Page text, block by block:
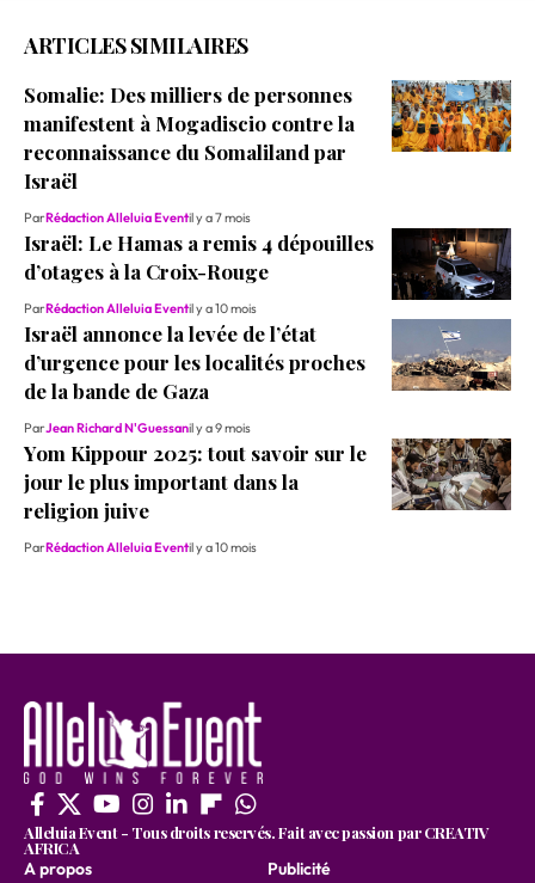
ARTICLES SIMILAIRES
Somalie: Des milliers de personnes
manifestent à Mogadiscio contre la
reconnaissance du Somaliland par
Israël
ParRédaction Alleluia Eventil y a 7 mois
Israël: Le Hamas a remis 4 dépouilles
d’otages à la Croix-Rouge
ParRédaction Alleluia Eventil y a 10 mois
Israël annonce la levée de l’état
d’urgence pour les localités proches
de la bande de Gaza
ParJean Richard N'Guessanil y a 9 mois
Yom Kippour 2025: tout savoir sur le
jour le plus important dans la
religion juive
ParRédaction Alleluia Eventil y a 10 mois
Alleluia Event - Tous droits reservés. Fait avec passion par CREATIV
AFRICA
A propos Publicité